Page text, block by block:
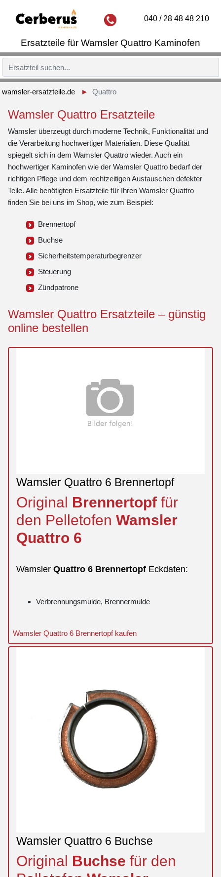
Ersatzteile für Wamsler Quattro Kaminofen
040 / 28 48 48 210
wamsler-ersatzteile.de Quattro
Wamsler Quattro Ersatzteile
Wamsler überzeugt durch moderne Technik, Funktionalität und
die Verarbeitung hochwertiger Materialien. Diese Qualität
spiegelt sich in dem Wamsler Quattro wieder. Auch ein
hochwertiger Kaminofen wie der Wamsler Quattro bedarf der
richtigen Pflege und dem rechtzeitigen Austauschen defekter
Teile. Alle benötigten Ersatzteile für Ihren Wamsler Quattro
finden Sie bei uns im Shop, wie zum Beispiel:
Brennertopf
Buchse
Sicherheitstemperaturbegrenzer
Steuerung
Zündpatrone
Wamsler Quattro Ersatzteile – günstig
online bestellen
Wamsler Quattro 6 Brennertopf
Original Brennertopf für
den Pelletofen Wamsler
Quattro 6
Wamsler Quattro 6 Brennertopf Eckdaten:
Verbrennungsmulde, Brennermulde
Wamsler Quattro 6 Brennertopf kaufen
Wamsler Quattro 6 Buchse
Original Buchse für den